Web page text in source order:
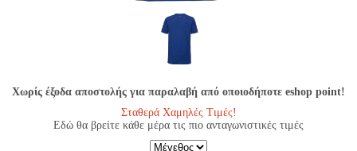
Χωρίς έξοδα αποστολής για παραλαβή από οποιοδήποτε eshop point!
Σταθερά Χαμηλές Τιμές!
Εδώ θα βρείτε κάθε μέρα τις πιο ανταγωνιστικές τιμές